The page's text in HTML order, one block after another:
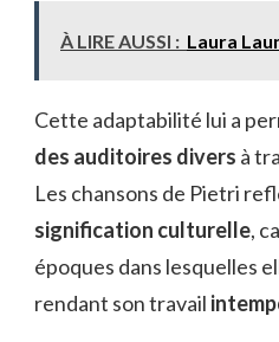
À LIRE AUSSI : Laura
Cette adaptabilité lui a
des auditoires divers à
Les chansons de Pietri
signification culturelle,
époques dans lesquelles
rendant son travail